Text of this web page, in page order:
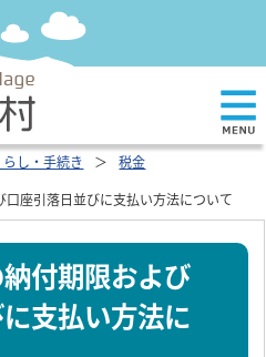
らし・手続き
税金
口座引落日並びに支払い方法について
納付期限および
支払い方法に